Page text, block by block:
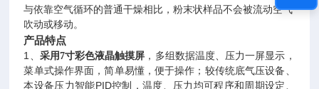
与依靠空气循环的普通干燥相比，粉末状样品不会被流动空气
吹动或移动。
产品特点
1
采用7寸彩色液晶触摸屏 ，多组数据温度、压力一屏显示，
菜单式操作界面，简单易懂，便于操作；较传统底气压设备、
本设备压力智能PID控制，温度、压力均可程序和周期设定、